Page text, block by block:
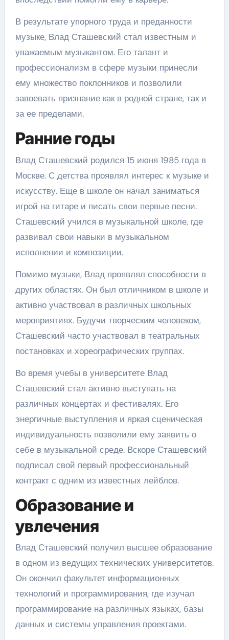
В результате упорного труда и преданности
музыке, Влад Сташевский стал известным и
уважаемым музыкантом. Его талант и
профессионализм в сфере музыки принесли
ему множество поклонников и позволили
завоевать признание как в родной стране, так и
за ее пределами.
Ранние годы
Влад Сташевский родился 15 июня 1985 года в
Москве. С детства проявлял интерес к музыке и
искусству. Еще в школе он начал заниматься
игрой на гитаре и писать свои первые песни.
Сташевский учился в музыкальной школе, где
развивал свои навыки в музыкальном
исполнении и композиции.
Помимо музыки, Влад проявлял способности в
других областях. Он был отличником в школе и
активно участвовал в различных школьных
мероприятиях. Будучи творческим человеком,
Сташевский часто участвовал в театральных
постановках и хореографических группах.
Во время учебы в университете Влад
Сташевский стал активно выступать на
различных концертах и фестивалях. Его
энергичные выступления и яркая сценическая
индивидуальность позволили ему заявить о
себе в музыкальной среде. Вскоре Сташевский
подписал свой первый профессиональный
контракт с одним из известных лейблов.
Образование и
увлечения
Влад Сташевский получил высшее образование
в одном из ведущих технических университетов.
Он окончил факультет информационных
технологий и программирования, где изучал
программирование на различных языках, базы
данных и системы управления проектами.